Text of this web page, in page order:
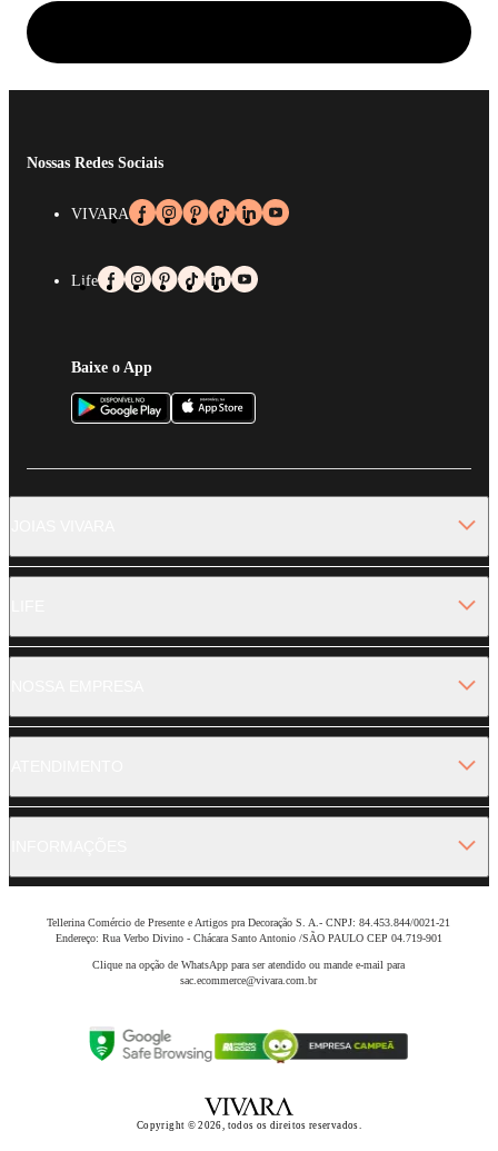
Nossas Redes Sociais
VIVARA
Life
Baixe o App
Tellerina Comércio de Presente e Artigos pra Decoração S. A.- CNPJ: 84.453.844/0021-21
Endereço: Rua Verbo Divino - Chácara Santo Antonio /SÃO PAULO CEP 04.719-901
Clique na opção de WhatsApp para ser atendido ou mande e-mail para
sac.ecommerce@vivara.com.br
Copyright © 2026, todos os direitos reservados.